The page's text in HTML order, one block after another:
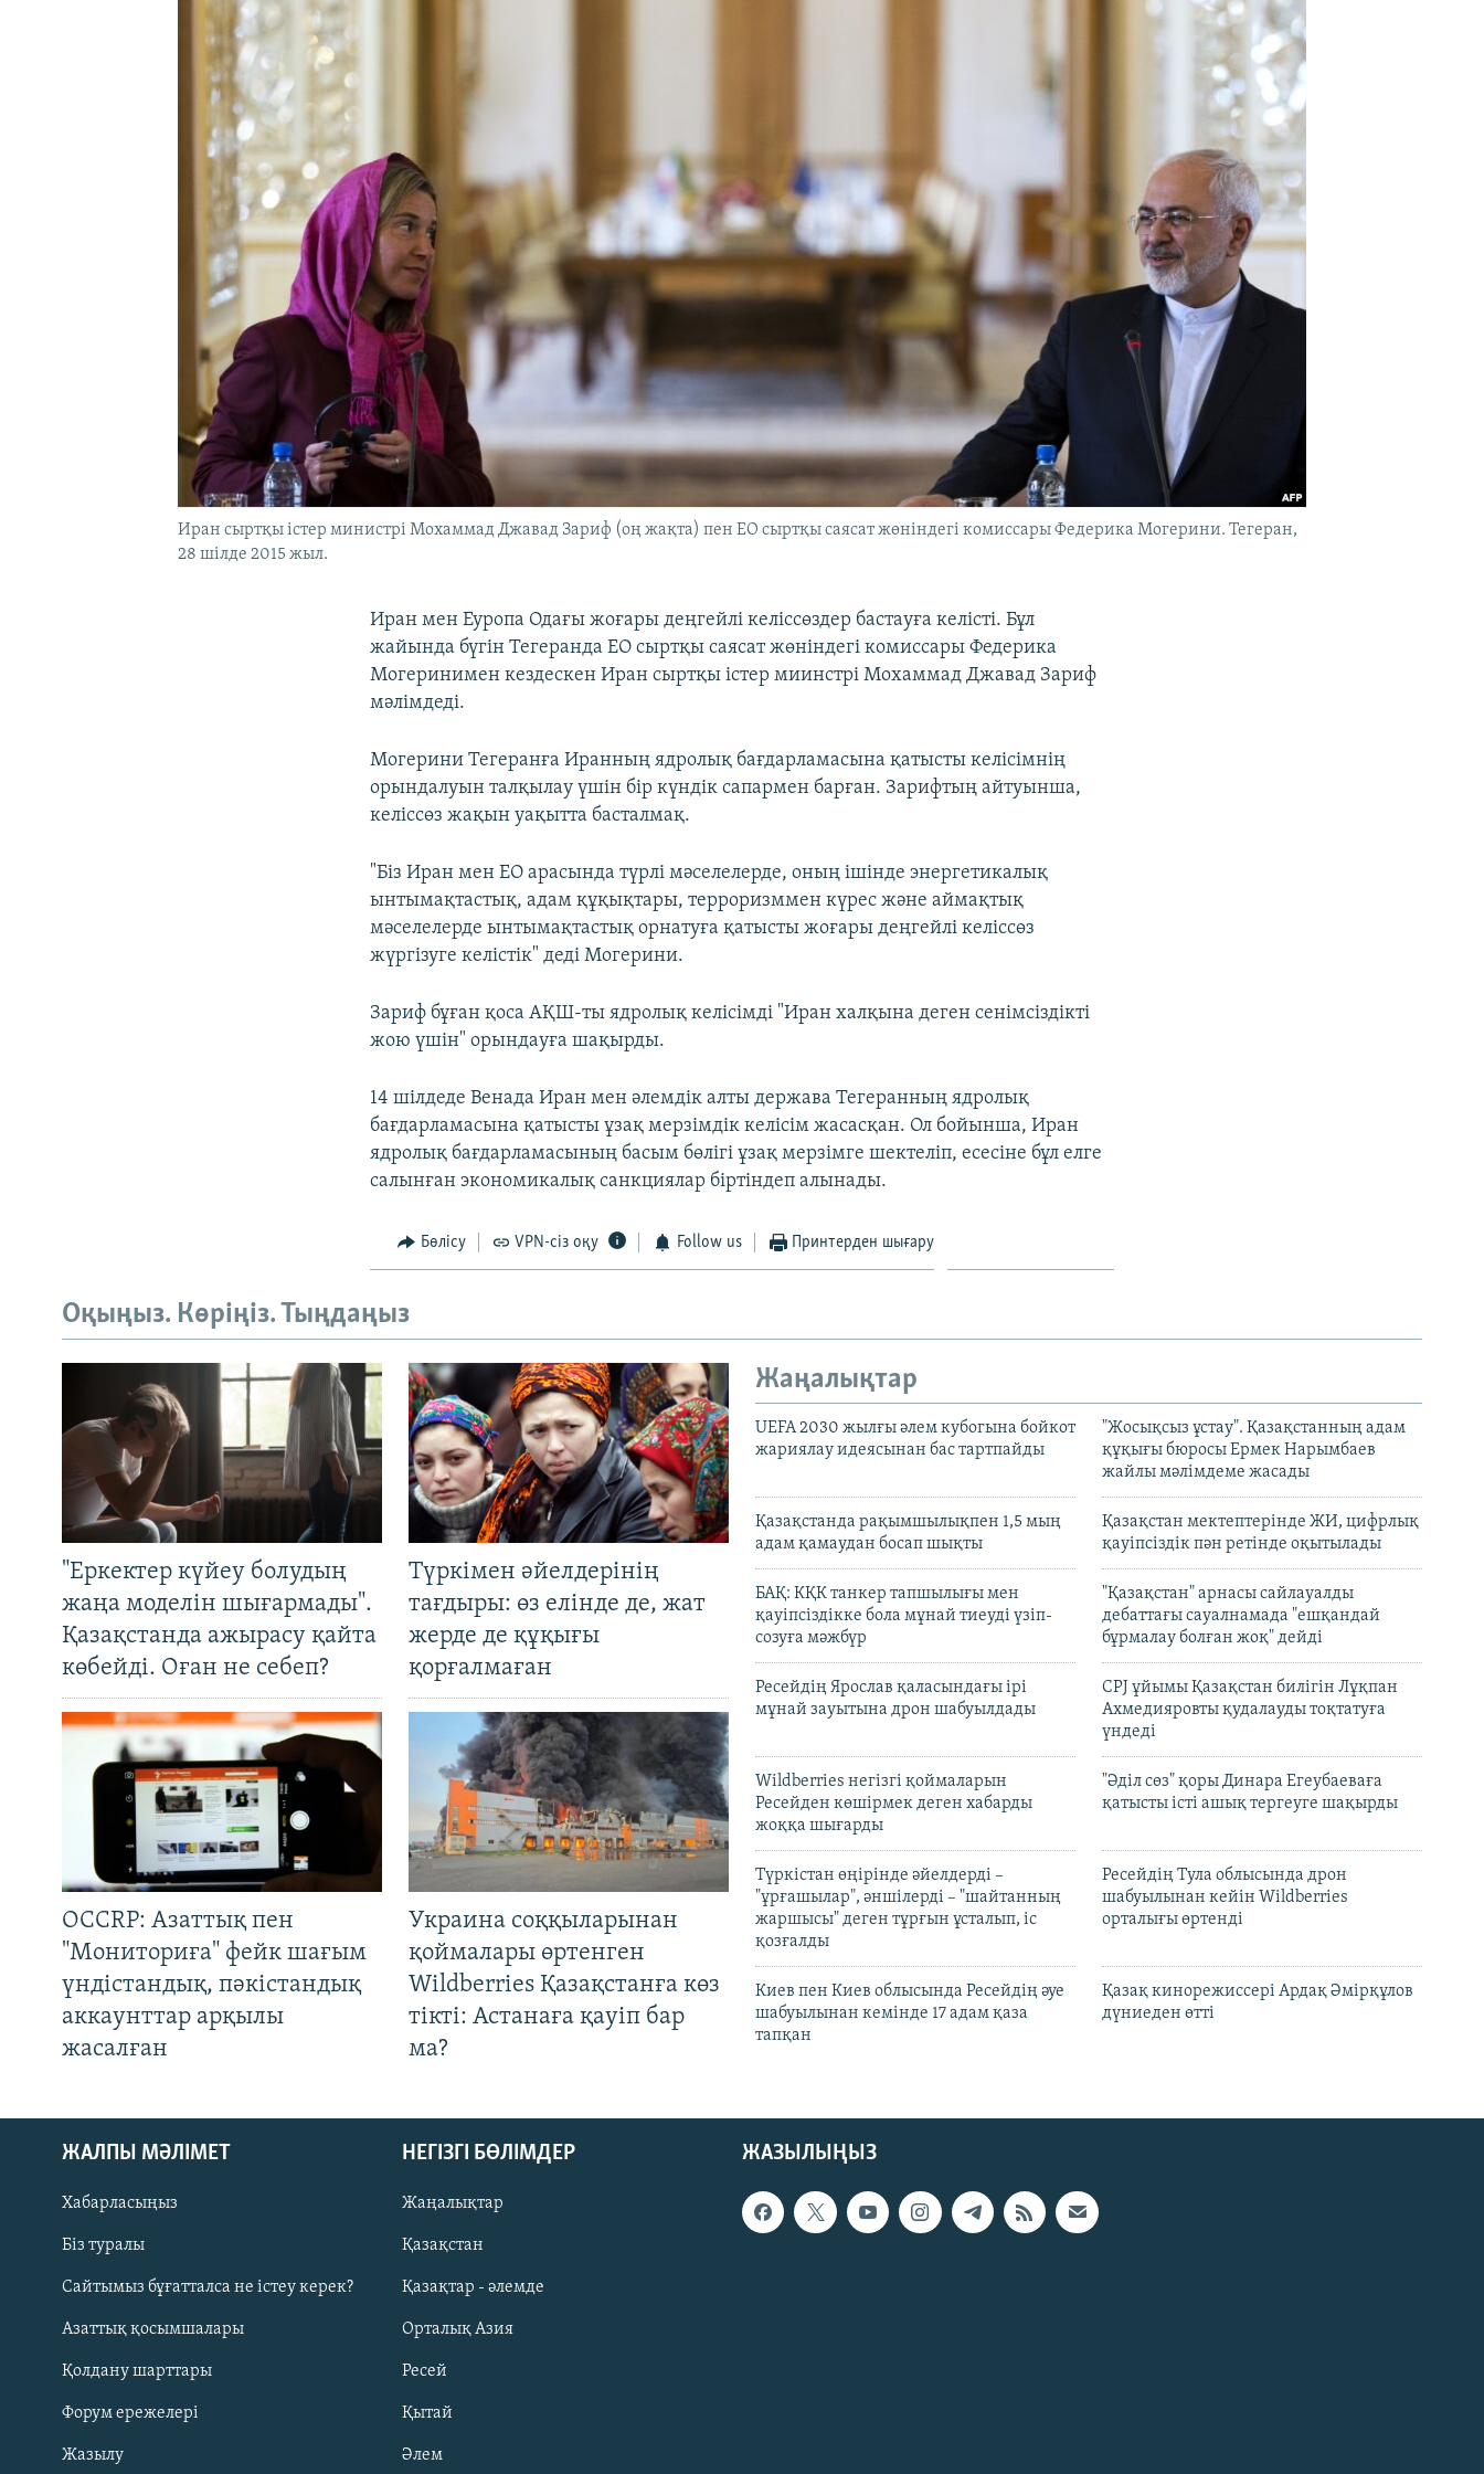
Русский
ЖАЗЫЛЫҢЫЗ
Иран сыртқы істер министрі Мохаммад Джавад Зариф (оң жақта) пен ЕО сыртқы саясат жөніндегі комиссары Федерика Могерини. Тегеран,
28 шілде 2015 жыл.
Иран мен Еуропа Одағы жоғары деңгейлі келіссөздер бастауға келісті. Бұл
жайында бүгін Тегеранда ЕО сыртқы саясат жөніндегі комиссары Федерика
Могеринимен кездескен Иран сыртқы істер миинстрі Мохаммад Джавад Зариф
мәлімдеді.
Могерини Тегеранға Иранның ядролық бағдарламасына қатысты келісімнің
орындалуын талқылау үшін бір күндік сапармен барған. Зарифтың айтуынша,
келіссөз жақын уақытта басталмақ.
"Біз Иран мен ЕО арасында түрлі мәселелерде, оның ішінде энергетикалық
ынтымақтастық, адам құқықтары, терроризммен күрес және аймақтық
мәселелерде ынтымақтастық орнатуға қатысты жоғары деңгейлі келіссөз
жүргізуге келістік" деді Могерини.
Зариф бұған қоса АҚШ-ты ядролық келісімді "Иран халқына деген сенімсіздікті
жою үшін" орындауға шақырды.
14 шілдеде Венада Иран мен әлемдік алты держава Тегеранның ядролық
бағдарламасына қатысты ұзақ мерзімдік келісім жасасқан. Ол бойынша, Иран
ядролық бағдарламасының басым бөлігі ұзақ мерзімге шектеліп, есесіне бұл елге
салынған экономикалық санкциялар біртіндеп алынады.
Бөлісу VPN-сіз оқу Follow us Принтерден шығару
Оқыңыз. Көріңіз. Тыңдаңыз
"Еркектер күйеу болудың
жаңа моделін шығармады".
Қазақстанда ажырасу қайта
көбейді. Оған не себеп?
Түркімен әйелдерінің
тағдыры: өз елінде де, жат
жерде де құқығы
қорғалмаған
OCCRP: Азаттық пен
"Мониториға" фейк шағым
үндістандық, пәкістандық
аккаунттар арқылы
жасалған
Украина соққыларынан
қоймалары өртенген
Wildberries Қазақстанға көз
тікті: Астанаға қауіп бар
ма?
Жаңалықтар
UEFA 2030 жылғы әлем кубогына бойкот
жариялау идеясынан бас тартпайды
"Жосықсыз ұстау". Қазақстанның адам
құқығы бюросы Ермек Нарымбаев
жайлы мәлімдеме жасады
Қазақстанда рақымшылықпен 1,5 мың
адам қамаудан босап шықты
Қазақстан мектептерінде ЖИ, цифрлық
қауіпсіздік пән ретінде оқытылады
БАҚ: КҚК танкер тапшылығы мен
қауіпсіздікке бола мұнай тиеуді үзіп-
созуға мәжбүр
"Қазақстан" арнасы сайлауалды
дебаттағы сауалнамада "ешқандай
бұрмалау болған жоқ" дейді
Ресейдің Ярослав қаласындағы ірі
мұнай зауытына дрон шабуылдады
CPJ ұйымы Қазақстан билігін Лұқпан
Ахмедияровты қудалауды тоқтатуға
үндеді
Wildberries негізгі қоймаларын
Ресейден көшірмек деген хабарды
жоққа шығарды
"Әділ сөз" қоры Динара Егеубаеваға
қатысты істі ашық тергеуге шақырды
Түркістан өңірінде әйелдерді –
"ұрғашылар", әншілерді – "шайтанның
жаршысы" деген тұрғын ұсталып, іс
қозғалды
Ресейдің Тула облысында дрон
шабуылынан кейін Wildberries
орталығы өртенді
Киев пен Киев облысында Ресейдің әуе
шабуылынан кемінде 17 адам қаза
тапқан
Қазақ кинорежиссері Ардақ Әмірқұлов
дүниеден өтті
ЖАЗЫЛЫҢЫЗ
ЖАЛПЫ МӘЛІМЕТ
Хабарласыңыз
Біз туралы
Сайтымыз бұғатталса не істеу керек?
Азаттық қосымшалары
Қолдану шарттары
Форум ережелері
Жазылу
НЕГІЗГІ БӨЛІМДЕР
Жаңалықтар
Қазақстан
Қазақтар - әлемде
Орталық Азия
Ресей
Қытай
Әлем